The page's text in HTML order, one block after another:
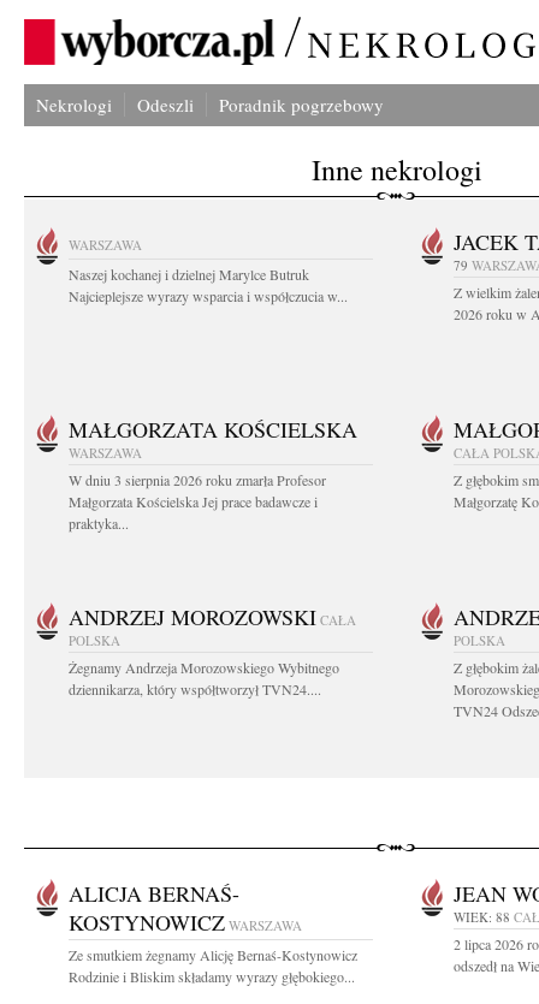
Nekrologi Odeszli Poradnik pogrzebowy
Inne nekrologi
WARSZAWA
Naszej kochanej i dzielnej Marylce Butruk
Najcieplejsze wyrazy wsparcia i współczucia w...
JACEK
79
Z wielkim
2026 roku w
MAŁGORZATA KOŚCIELSKA
WARSZAWA
W dniu 3 sierpnia 2026 roku zmarła Profesor
Małgorzata Kościelska Jej prace badawcze i
praktyka...
CAŁA
Z głębokim
Małgorzatę
ANDRZEJ MOROZOWSKI CAŁA
POLSKA
Żegnamy Andrzeja Morozowskiego Wybitnego
dziennikarza, który współtworzył TVN24....
POLSKA
Z głębokim
TVN24
ALICJA BERNAŚ-
KOSTYNOWICZ WARSZAWA
Ze smutkiem żegnamy Alicję Bernaś-Kostynowicz
Rodzinie i Bliskim składamy wyrazy głębokiego...
JEAN
WIEK: 88
2 lipca 2026
odszedł na